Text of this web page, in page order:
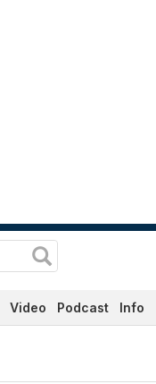
Video Podcast Info